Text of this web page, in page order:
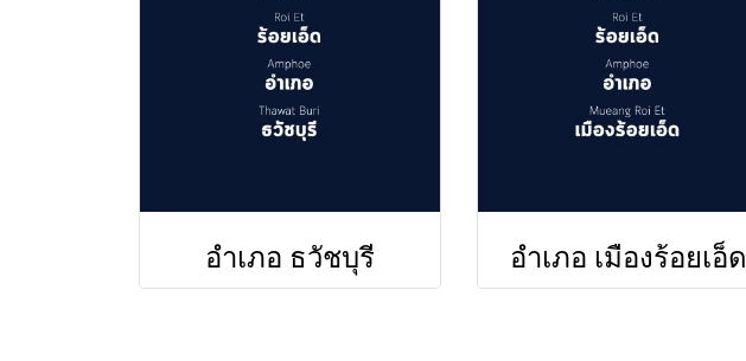
อำเภอ ธวัชบุรี อำเภอ เมืองร้อยเอ็ด